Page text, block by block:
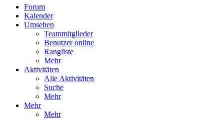
Forum
Kalender
Umsehen
Teammitglieder
Benutzer online
Rangliste
Mehr
Aktivitäten
Alle Aktivitäten
Suche
Mehr
Mehr
Mehr